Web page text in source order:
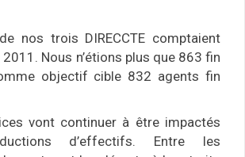
nos trois DIRECCTE comptaient
Nous n’étions plus que 863 fin
objectif cible 832 agents fin
vont continuer à être impactés
d’effectifs. Entre les